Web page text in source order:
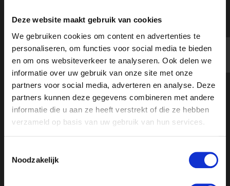
Deze website maakt gebruik van cookies
We gebruiken cookies om content en advertenties te
personaliseren, om functies voor social media te bieden
en om ons websiteverkeer te analyseren. Ook delen we
informatie over uw gebruik van onze site met onze
partners voor social media, adverteren en analyse. Deze
partners kunnen deze gegevens combineren met andere
informatie die u aan ze heeft verstrekt of die ze hebben
verzameld op basis van uw gebruik van hun services.
Noodzakelijk
Kijk de uitzending